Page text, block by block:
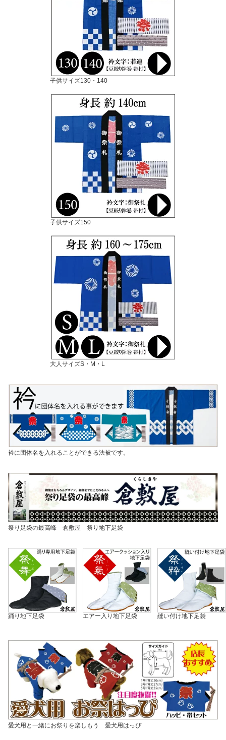
子供サイズ130・140
子供サイズ150
大人サイズS・M・L
衿に団体名を入れることができる法被です。
祭り足袋の最高峰 倉敷屋 祭り地下足袋
踊り地下足袋 エアー入り地下足袋 縫い付け地下足袋
愛犬用と一緒にお祭りを楽しもう 愛犬用はっぴ